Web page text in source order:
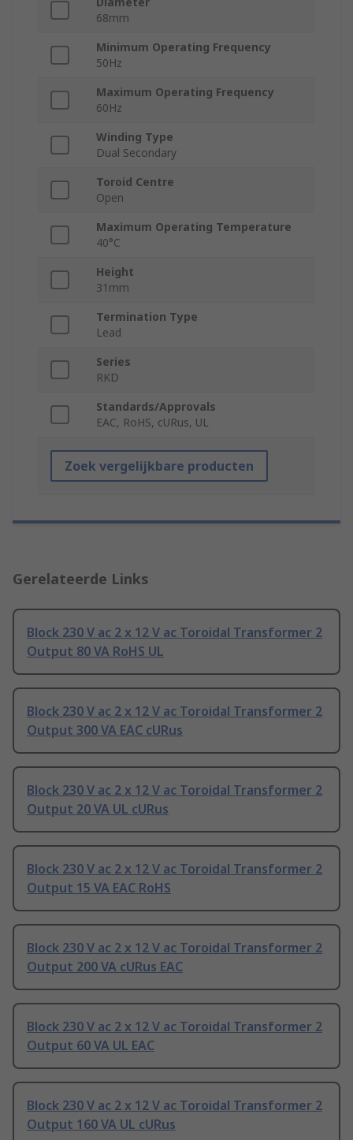
68mm
Minimum Operating Frequency
50Hz
Maximum Operating Frequency
60Hz
Winding Type
Dual Secondary
Toroid Centre
Open
Maximum Operating Temperature
40°C
Height
31mm
Termination Type
Lead
Series
RKD
Standards/Approvals
EAC, RoHS, cURus, UL
Zoek vergelijkbare producten
Gerelateerde Links
Block 230 V ac 2 x 12 V ac Toroidal Transformer 2
Output 80 VA RoHS UL
Block 230 V ac 2 x 12 V ac Toroidal Transformer 2
Output 300 VA EAC cURus
Block 230 V ac 2 x 12 V ac Toroidal Transformer 2
Output 20 VA UL cURus
Block 230 V ac 2 x 12 V ac Toroidal Transformer 2
Output 15 VA EAC RoHS
Block 230 V ac 2 x 12 V ac Toroidal Transformer 2
Output 200 VA cURus EAC
Block 230 V ac 2 x 12 V ac Toroidal Transformer 2
Output 60 VA UL EAC
Block 230 V ac 2 x 12 V ac Toroidal Transformer 2
Output 160 VA UL cURus